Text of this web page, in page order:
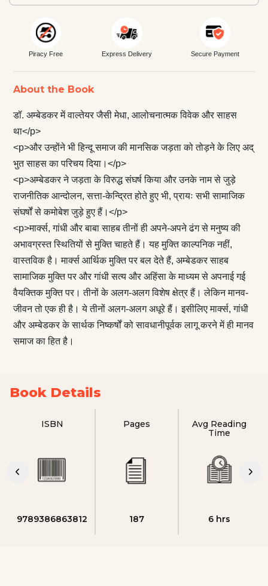
Piracy Free Express Delivery Secure Payment
About the Book
डॉ. अम्बेडकर में वाल्तेयर जैसी मेधा, आलोचनात्मक विवेक और साहस
था</p>
<p>और उन्होंने भी हिन्दू समाज की मानसिक जड़ता को तोड़ने के लिए अद्
भुत साहस का परिचय दिया।</p>
<p>अम्बेडकर ने जड़ता के विरुद्ध संघर्ष किया और उनके नाम से जुड़े
राजनीतिक आन्दोलन, सत्ता-केन्द्रित होते हुए भी, प्रायः सभी सामाजिक
संघर्षों से कमोबेश जुड़े हुए हैं।</p>
<p>मार्क्स, गांधी और बाबा साहब तीनों ही अपने-अपने ढंग से मनुष्य की
अभावग्रस्त स्थितियों से मुक्ति चाहते हैं। यह मुक्ति काल्पनिक नहीं,
वास्तविक है। मार्क्स आर्थिक मुक्ति पर बल देते हैं, अम्बेडकर साहब
सामाजिक मुक्ति पर और गांधी सत्य और अहिंसा के माध्यम से अपनाई गई
वैयक्तिक मुक्ति पर। तीनों के अलग-अलग विशेष क्षेत्र हैं। लेकिन मानव-
जीवन तो एक ही है। ये तीनों अलग-अलग अधूरे हैं। इसीलिए मार्क्‍स, गांधी
और अम्बेडकर के सार्थक निष्कर्षों को सावधानीपूर्वक लागू करने में ही मानव
समाज का हित है।
Book Details
ISBN
9789386863812
Pages
187
Avg Reading
Time
6 hrs